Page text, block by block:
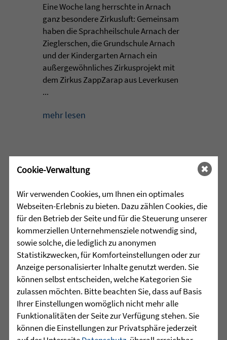
Eine Woche lang herrschte in Arnach
ganz besondere Zirkusluft: Gemeinsam
haben die Sprachheilschule Arnach der
Zieglerschen, die Grundschule Arnach
und der Kindergarten Arnach ein
außergewöhnliches Zirkusprojekt mit
dem Zirkus ZappZarap aus Leverkusen
...
mehr lesen
•
Zeit füreinander
Beim Klientencafé der Diakonie-
Sozialstation Mössingen standen
Begegnungen, Gespräche und
gemeinsame Momente im ...
mehr lesen
28.07.2026 |•SUCHTHILFE
Cookie-Verwaltung
Wir verwenden Cookies, um Ihnen ein optimales
Webseiten-Erlebnis zu bieten. Dazu zählen Cookies, die
für den Betrieb der Seite und für die Steuerung unserer
kommerziellen Unternehmensziele notwendig sind,
sowie solche, die lediglich zu anonymen
Statistikzwecken, für Komforteinstellungen oder zur
Anzeige personalisierter Inhalte genutzt werden. Sie
können selbst entscheiden, welche Kategorien Sie
zulassen möchten. Bitte beachten Sie, dass auf Basis
Ihrer Einstellungen womöglich nicht mehr alle
Funktionalitäten der Seite zur Verfügung stehen. Sie
können die Einstellungen zur Privatsphäre jederzeit